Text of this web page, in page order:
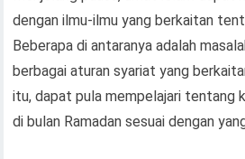
dengan ilmu-ilmu yang berkaitan
Beberapa di antaranya adalah
berbagai aturan syariat yang
itu, dapat pula mempelajari tentang
di bulan Ramadan sesuai dengan